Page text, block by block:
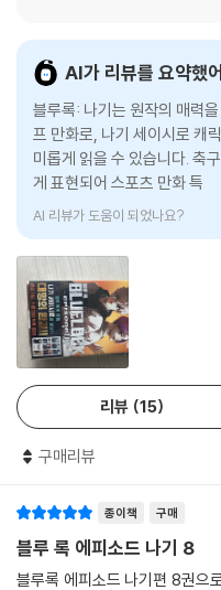
AI가 리뷰를 요약했
블루록: 나기는 원작의 매력
프 만화로, 나기 세이시로 캐
미롭게 읽을 수 있습니다. 축
게 표현되어 스포츠 만화 특유
인
AI 리뷰가 도움이 되었나요?
리뷰 15
종이책 구매
블루 록 에피소드 나기 8